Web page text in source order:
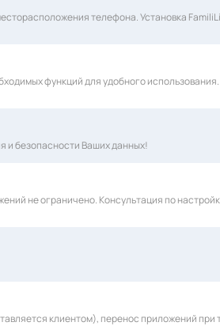
телефона. Установка
функций для удобного
и безопасности Ваших данных!
не ограничено. Консультация по
клиентом), перенос приложений при